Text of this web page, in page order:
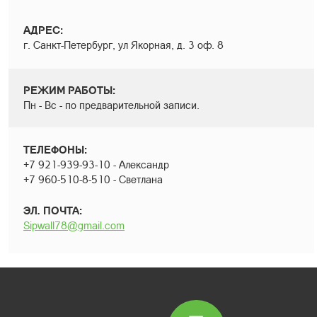
АДРЕС:
г. Санкт-Петербург, ул Якорная, д. 3 оф. 8
РЕЖИМ РАБОТЫ:
Пн - Вс - по предварительной записи.
ТЕЛЕФОНЫ:
+7 921-939-93-10 - Александр
+7 960-510-8-510 - Светлана
ЭЛ. ПОЧТА:
Sipwall78@gmail.com